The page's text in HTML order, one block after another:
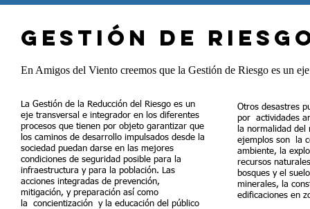
Gestión de
En Amigos del Viento creemos que la Gestión de Riesgo es un
La Gestión de la Reducción del Riesgo es un
eje transversal e integrador en los diferentes
procesos que tienen por objeto garantizar que
los caminos de desarrollo impulsados desde la
sociedad puedan darse en las mejores
condiciones de seguridad posible para la
infraestructura y para la población. Las
acciones integradas de prevención,
mitigación, y preparación así como
la concientización y la educación del público
Otros desastres
por actividades
la normalidad del
ejemplos son la
ambiente, la
recursos
bosques y el
minerales, la
edificaciones en